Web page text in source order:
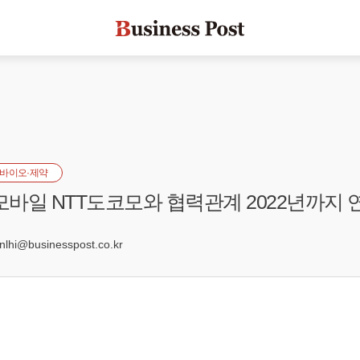
바이오·제약
바일 NTT도코모와 협력관계 2022년까지